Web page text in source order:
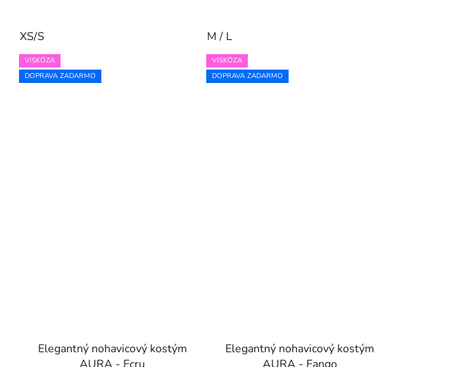
XS/S M / L
VISKÓZA
DOPRAVA ZADARMO
Elegantný nohavicový kostým
VISKÓZA
DOPRAVA ZADARMO
Elegantný nohavicový kostým